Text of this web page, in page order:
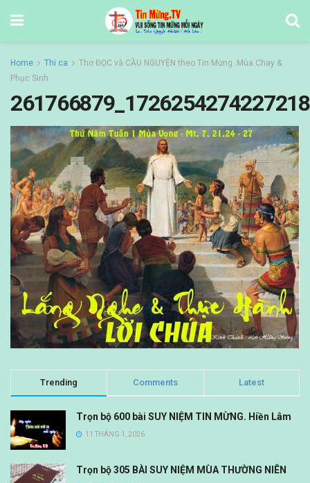
Home Thi ca
Thơ ĐỌC và CẦU NGUYỆN theo Tin Mừng. Mùa Chay &
Phục Sinh
Trending Comments Latest
Trọn bộ 600 bài SUY NIỆM TIN MỪNG. Hiền Lâm
11 THÁNG 1, 2026
Trọn bộ 305 BÀI SUY NIỆM MÙA THƯỜNG NIÊN